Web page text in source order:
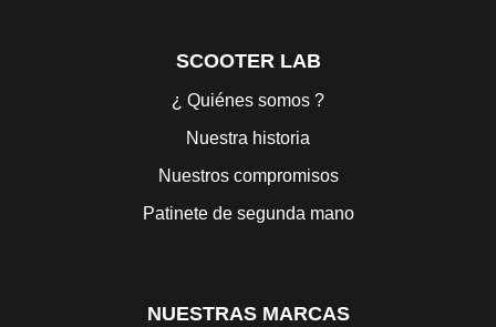
SCOOTER LAB
¿ Quiénes somos ?
Nuestra historia
Nuestros compromisos
Patinete de segunda mano
NUESTRAS MARCAS